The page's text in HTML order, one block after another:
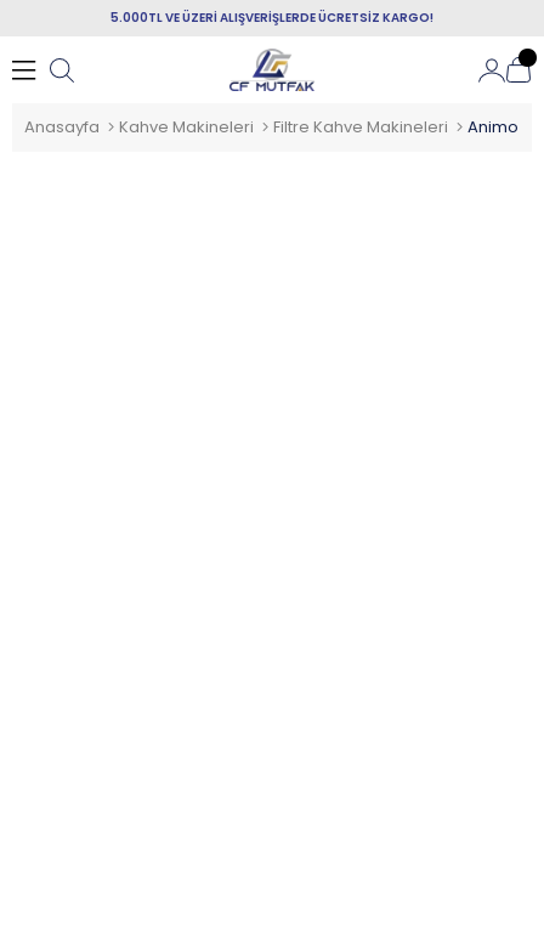
5.000TL VE ÜZERİ ALIŞVERİŞLERDE ÜCRETSİZ KARGO!
Anasayfa Kahve Makineleri Filtre Kahve Makineleri